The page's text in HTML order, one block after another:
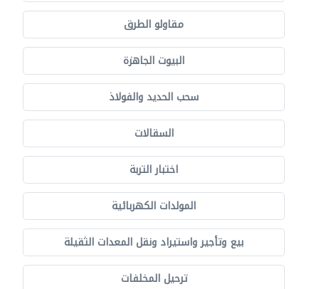
مقاولو الطرق
البيوت الجاهزة
سحب الحديد والفولاذ
السقالات
اختبار التربة
المولدات الكهربائية
بيع وتأجير واستيراد ونقل المعدات الثقيلة
ترحيل المخلفات